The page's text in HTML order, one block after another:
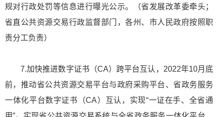
规对行政处罚等信息进行曝光公示。（省发展改革委牵头；
省直公共资源交易行政监督部门，各州、市人民政府按照职
责分工负责）
7.加快推进数字证书（CA）跨平台互认，2022年10月底
前，推动省公共资源交易平台与政府采购平台、省政务服务
一体化平台数字证书（CA）互认，实现“一证在手、全省通